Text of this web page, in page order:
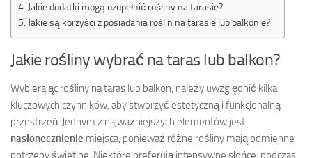
Jakie dodatki mogą uzupełnić rośliny na tarasie?
Jakie są korzyści z posiadania roślin na tarasie lub balkonie?
Jakie rośliny wybrać na taras lub balkon?
Wybierając rośliny na taras lub balkon, należy uwzględnić kilka
kluczowych czynników, aby stworzyć estetyczną i funkcjonalną
przestrzeń. Jednym z najważniejszych elementów jest
nasłonecznienie miejsca, ponieważ różne rośliny mają odmienne
potrzeby świetlne. Niektóre preferują intensywne słońce, podczas